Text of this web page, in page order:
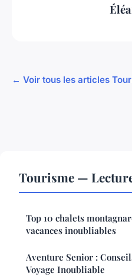
← Voir tous les articles
Tourisme —
Top 10 chalets
vacances inoubliables
Aventure Senior :
Voyage Inoubliable